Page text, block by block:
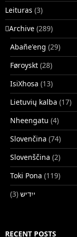
Leituras (3)
􏿽Archive (289)
Abañe'eng (29)
Føroyskt (28)
IsiXhosa (13)
Lietuvių kalba (17)
Nheengatu (4)
Slovenčina (74)
Slovenščina (2)
Toki Pona (119)
ייִדיש (3)
RECENT POSTS